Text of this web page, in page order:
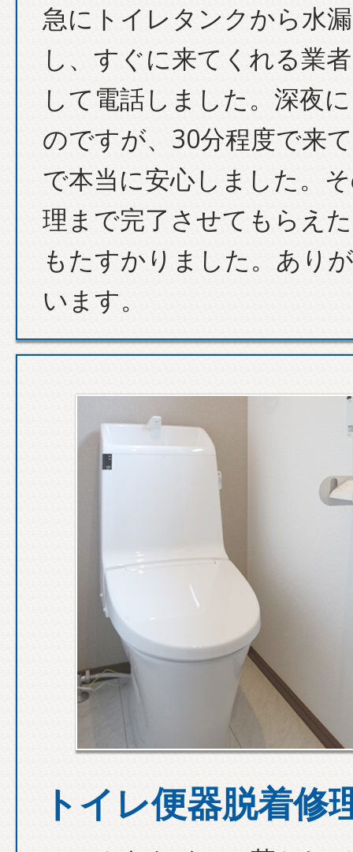
急にトイレタンクから水
し、すぐに来てくれる業
して電話しました。深夜
のですが、30分程度で来
で本当に安心しました。
理まで完了させてもらえ
もたすかりました。あり
います。
トイレ便器脱着修